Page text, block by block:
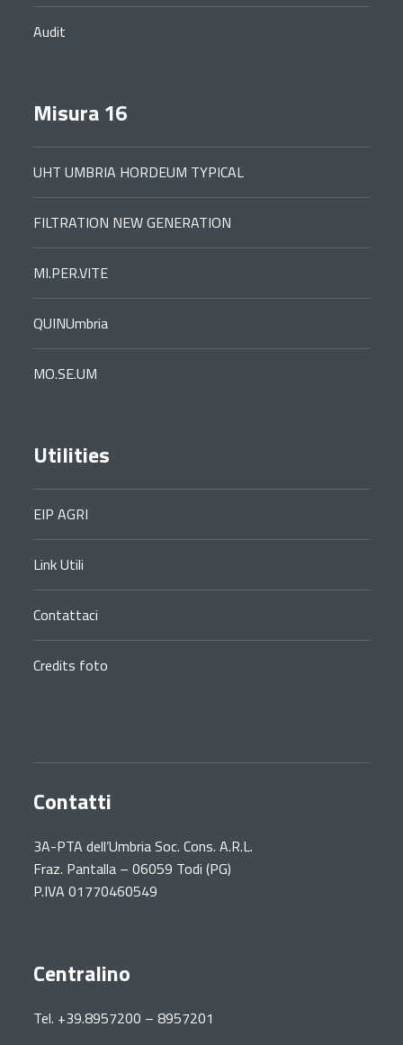
Audit
Misura 16
UHT UMBRIA HORDEUM TYPICAL
FILTRATION NEW GENERATION
MI.PER.VITE
QUINUmbria
MO.SE.UM
Utilities
EIP AGRI
Link Utili
Contattaci
Credits foto
Contatti
3A-PTA dell’Umbria Soc. Cons. A.R.L.
Fraz. Pantalla – 06059 Todi (PG)
P.IVA 01770460549
Centralino
Tel. +39.8957200 – 8957201